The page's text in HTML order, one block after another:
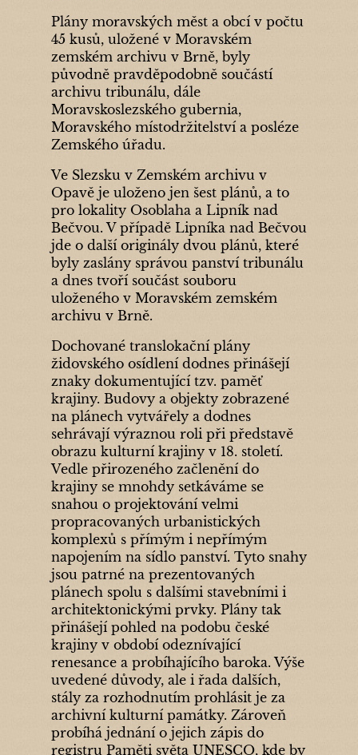
Plány moravských měst a obcí v počtu
45 kusů, uložené v Moravském
zemském archivu v Brně, byly
původně pravděpodobně součástí
archivu tribunálu, dále
Moravskoslezského gubernia,
Moravského místodržitelství a posléze
Zemského úřadu.
Ve Slezsku v Zemském archivu v
Opavě je uloženo jen šest plánů, a to
pro lokality Osoblaha a Lipník nad
Bečvou. V případě Lipníka nad Bečvou
jde o další originály dvou plánů, které
byly zaslány správou panství tribunálu
a dnes tvoří součást souboru
uloženého v Moravském zemském
archivu v Brně.
Dochované translokační plány
židovského osídlení dodnes přinášejí
znaky dokumentující tzv. paměť
krajiny. Budovy a objekty zobrazené
na plánech vytvářely a dodnes
sehrávají výraznou roli při představě
obrazu kulturní krajiny v 18. století.
Vedle přirozeného začlenění do
krajiny se mnohdy setkáváme se
snahou o projektování velmi
propracovaných urbanistických
komplexů s přímým i nepřímým
napojením na sídlo panství. Tyto snahy
jsou patrné na prezentovaných
plánech spolu s dalšími stavebními i
architektonickými prvky. Plány tak
přinášejí pohled na podobu české
krajiny v období odeznívající
renesance a probíhajícího baroka. Výše
uvedené důvody, ale i řada dalších,
stály za rozhodnutím prohlásit je za
archivní kulturní památky. Zároveň
probíhá jednání o jejich zápis do
registru Paměti světa UNESCO, kde by